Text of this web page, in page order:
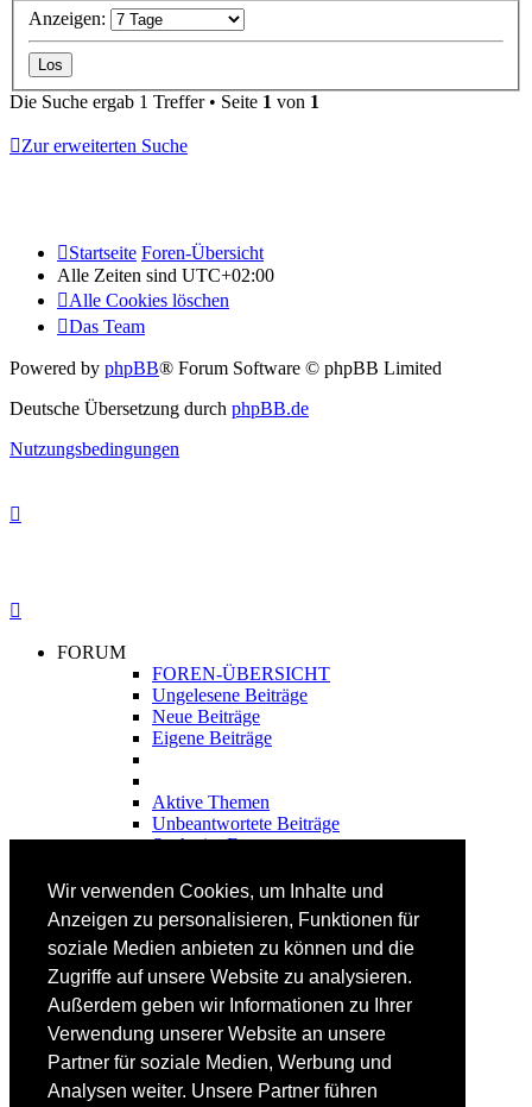
Wir verwenden Cookies, um Inhalte und
Anzeigen zu personalisieren, Funktionen für
soziale Medien anbieten zu können und die
Zugriffe auf unsere Website zu analysieren.
Außerdem geben wir Informationen zu Ihrer
Verwendung unserer Website an unsere
Partner für soziale Medien, Werbung und
Analysen weiter. Unsere Partner führen
Anzeigen:
Die Suche ergab 1 Treffer • Seite 1 von 1
Zur erweiterten Suche
Startseite Foren-Übersicht
Alle Zeiten sind UTC+02:00
Alle Cookies löschen
Das Team
Powered by phpBB® Forum Software © phpBB Limited
Deutsche Übersetzung durch phpBB.de
Nutzungsbedingungen
FORUM
FOREN-ÜBERSICHT
Ungelesene Beiträge
Neue Beiträge
Eigene Beiträge
Aktive Themen
Unbeantwortete Beiträge
Suche im Forum
FAHRTECHNIK
Fortgeschrittene
Lehrplan
Videoanalyse
SKI
SKITEST
Ski-FAQ
Tipps Ski-Kauf